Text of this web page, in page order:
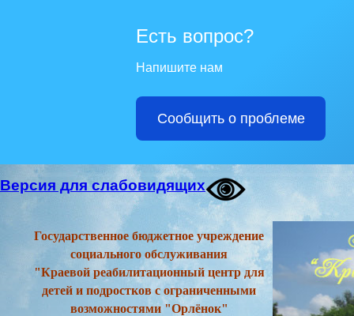
Есть вопрос?
Напишите нам
Сообщить о проблеме
Версия для слабовидящих
Государственное бюджетное учреждение
социального обслуживания
"Краевой реабилитационный центр для
детей и подростков с ограниченными
возможностями "Орлёнок"